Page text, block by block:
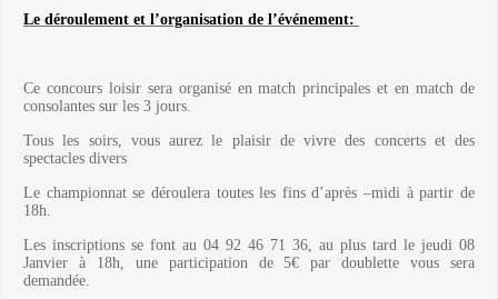
Le déroulement et l’organisation de l’événement:
Ce concours loisir sera organisé en match principales et en match de
consolantes sur les 3 jours.
Tous les soirs, vous aurez le plaisir de vivre des concerts et des
spectacles divers
Le championnat se déroulera toutes les fins d’après –midi à partir de
18h.
Les inscriptions se font au 04 92 46 71 36, au plus tard le jeudi 08
Janvier à 18h, une participation de 5€ par doublette vous sera
demandée.